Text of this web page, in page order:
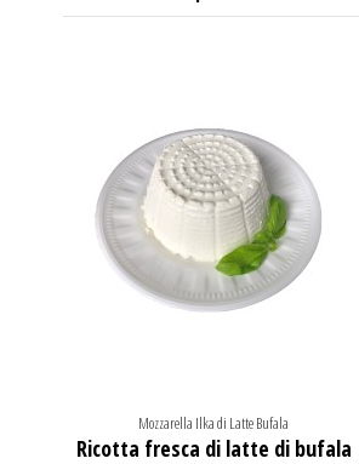
Mozzarella Ilka di Latte Bufala
Ricotta fresca di latte di bufala